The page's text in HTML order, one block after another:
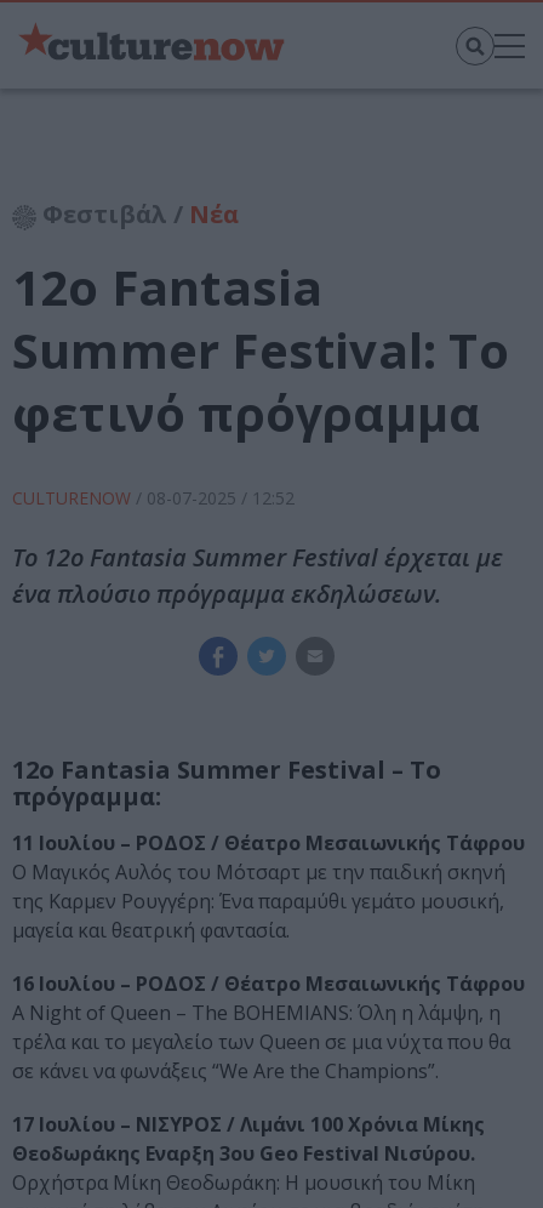
Φεστιβάλ / Νέα
12o Fantasia
Summer Festival: Το
φετινό πρόγραμμα
CULTURENOW / 08-07-2025 / 12:52
Το 12o Fantasia Summer Festival έρχεται με
ένα πλούσιο πρόγραμμα εκδηλώσεων.
12o Fantasia Summer Festival – Το
πρόγραμμα:
11 Ιουλίου – ΡΟΔΟΣ / Θέατρο Μεσαιωνικής Τάφρου
Ο Μαγικός Αυλός του Μότσαρτ με την παιδική σκηνή
της Καρμεν Ρουγγέρη: Ένα παραμύθι γεμάτο μουσική,
μαγεία και θεατρική φαντασία.
16 Ιουλίου – ΡΟΔΟΣ / Θέατρο Μεσαιωνικής Τάφρου
A Night of Queen – The BOHEMIANS: Όλη η λάμψη, η
τρέλα και το μεγαλείο των Queen σε μια νύχτα που θα
σε κάνει να φωνάξεις “We Are the Champions”.
17 Ιουλίου – ΝΙΣΥΡΟΣ / Λιμάνι 100 Χρόνια Μίκης
Θεοδωράκης Eναρξη 3ου Geo Festival Nισύρου.
Ορχήστρα Μίκη Θεοδωράκη: Η μουσική του Μίκη